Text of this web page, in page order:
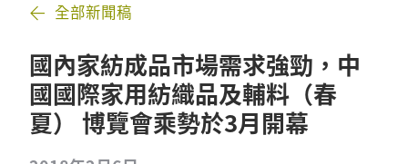
全部新聞稿
國內家紡成品市場需求強勁，中
國國際家用紡織品及輔料（春
夏） 博覽會乘勢於3月開幕